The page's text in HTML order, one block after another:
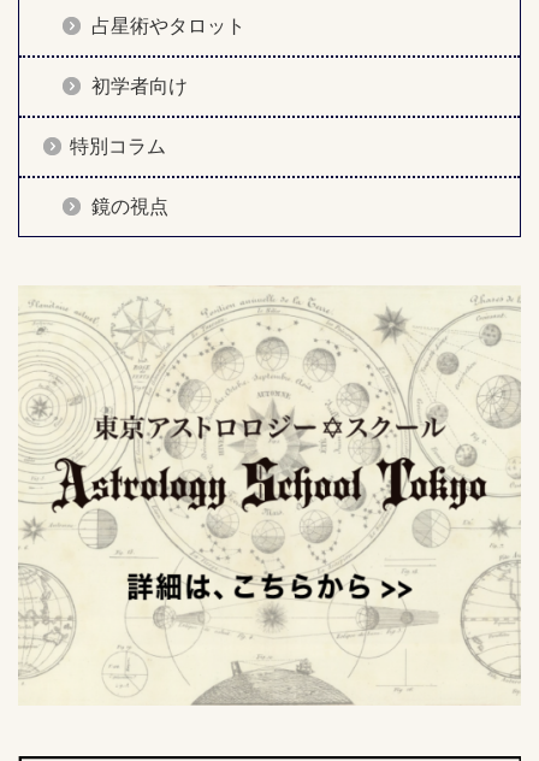
占星術やタロット
初学者向け
特別コラム
鏡の視点